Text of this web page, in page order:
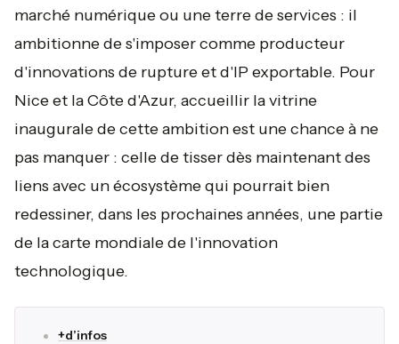
marché numérique ou une terre de services : il
ambitionne de s'imposer comme producteur
d'innovations de rupture et d'IP exportable. Pour
Nice et la Côte d'Azur, accueillir la vitrine
inaugurale de cette ambition est une chance à ne
pas manquer : celle de tisser dès maintenant des
liens avec un écosystème qui pourrait bien
redessiner, dans les prochaines années, une partie
de la carte mondiale de l'innovation
technologique.
+d’infos